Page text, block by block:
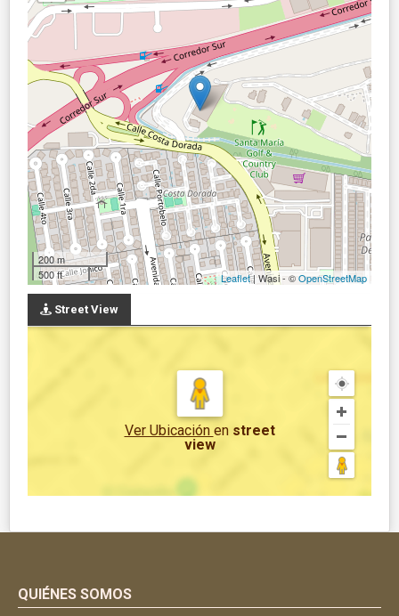
200 m
500 ft
Leaflet| Wasi - ©OpenStreetMap
Street View
Ver Ubicación en street
view
QUIÉNES SOMOS